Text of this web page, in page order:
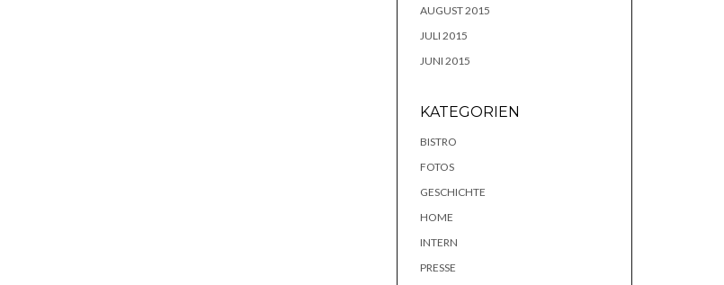
AUGUST 2015
JULI 2015
JUNI 2015
KATEGORIEN
BISTRO
FOTOS
GESCHICHTE
HOME
INTERN
PRESSE